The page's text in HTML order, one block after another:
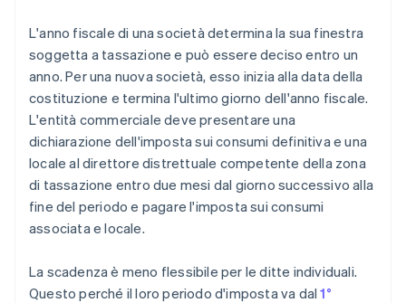
L'anno fiscale di una società determina la sua finestra
soggetta a tassazione e può essere deciso entro un
anno. Per una nuova società, esso inizia alla data della
costituzione e termina l'ultimo giorno dell'anno fiscale.
L'entità commerciale deve presentare una
dichiarazione dell'imposta sui consumi definitiva e una
locale al direttore distrettuale competente della zona
di tassazione entro due mesi dal giorno successivo alla
fine del periodo e pagare l'imposta sui consumi
associata e locale.
La scadenza è meno flessibile per le ditte individuali.
Questo perché il loro periodo d'imposta va dal1°